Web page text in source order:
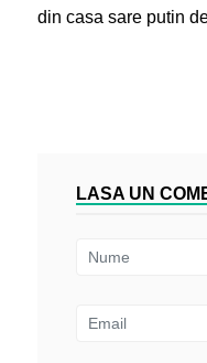
din casa sare putin
LASA UN